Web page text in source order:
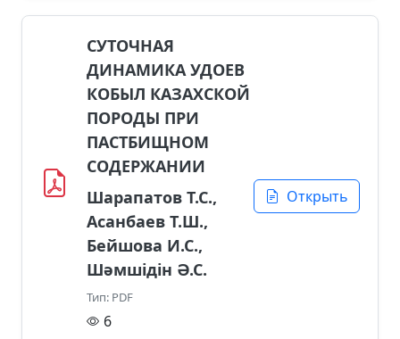
СУТОЧНАЯ
ДИНАМИКА УДОЕВ
КОБЫЛ КАЗАХСКОЙ
ПОРОДЫ ПРИ
ПАСТБИЩНОМ
СОДЕРЖАНИИ
Шарапатов Т.С.,
Асанбаев Т.Ш.,
Бейшова И.С.,
Шәмшідін Ә.С.
Тип: PDF
6
Открыть